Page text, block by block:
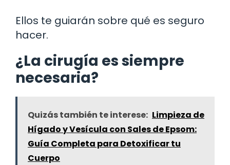
Ellos te guiarán sobre qué es seguro
hacer.
¿La cirugía es siempre
necesaria?
Quizás también te interese: Limpieza de
Hígado y Vesícula con Sales de Epsom:
Guía Completa para Detoxificar tu
Cuerpo